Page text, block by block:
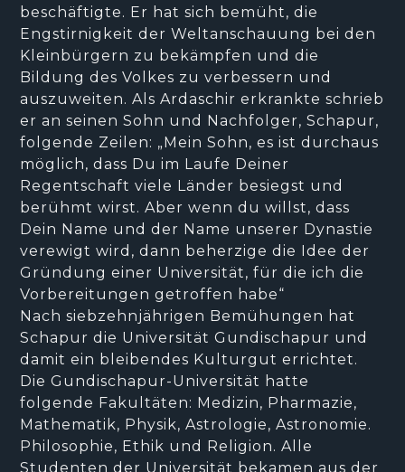
beschäftigte. Er hat sich bemüht, die
Engstirnigkeit der Weltanschauung bei den
Kleinbürgern zu bekämpfen und die
Bildung des Volkes zu verbessern und
auszuweiten. Als Ardaschir erkrankte schrieb
er an seinen Sohn und Nachfolger, Schapur,
folgende Zeilen: „Mein Sohn, es ist durchaus
möglich, dass Du im Laufe Deiner
Regentschaft viele Länder besiegst und
berühmt wirst. Aber wenn du willst, dass
Dein Name und der Name unserer Dynastie
verewigt wird, dann beherzige die Idee der
Gründung einer Universität, für die ich die
Vorbereitungen getroffen habe“
Nach siebzehnjährigen Bemühungen hat
Schapur die Universität Gundischapur und
damit ein bleibendes Kulturgut errichtet.
Die Gundischapur-Universität hatte
folgende Fakultäten: Medizin, Pharmazie,
Mathematik, Physik, Astrologie, Astronomie.
Philosophie, Ethik und Religion. Alle
Studenten der Universität bekamen aus der